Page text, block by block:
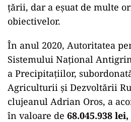
țării, dar a eșuat de multe
obiectivelor.
În anul 2020, Autoritatea
Sistemului Național
a Precipitațiilor,
Agriculturii și Dezvoltării
clujeanul Adrian Oros, a
în valoare de 68.045.938